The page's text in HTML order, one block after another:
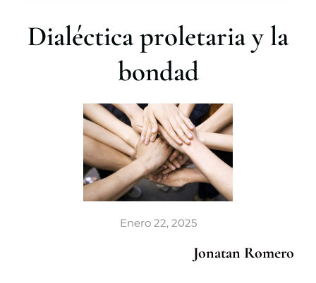
Dialéctica proletaria y la
bondad
Enero 22, 2025
Jonatan Romero